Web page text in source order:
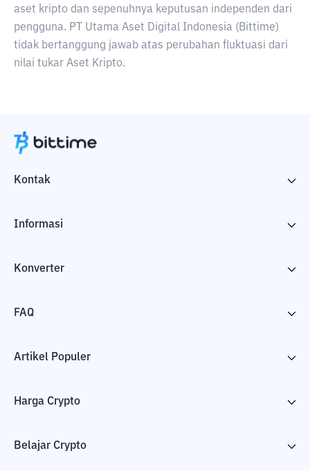
aset kripto dan sepenuhnya keputusan independen dari
pengguna. PT Utama Aset Digital Indonesia (Bittime)
tidak bertanggung jawab atas perubahan fluktuasi dari
nilai tukar Aset Kripto.
Kontak
Informasi
Konverter
FAQ
Artikel Populer
Harga Crypto
Belajar Crypto